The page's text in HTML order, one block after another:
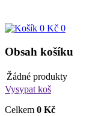
0 Kč 0
Obsah košíku
Žádné produkty
Vysypat koš
Celkem 0 Kč